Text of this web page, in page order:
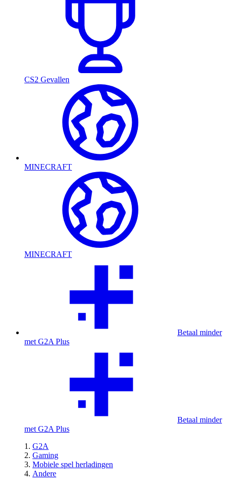
CS2 Gevallen
MINECRAFT
MINECRAFT
Betaal minder
met G2A Plus
Betaal minder
met G2A Plus
G2A
Gaming
Mobiele spel herladingen
Andere